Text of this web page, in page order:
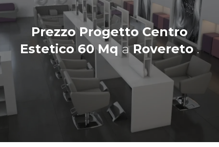
Prezzo Progetto Centro
Estetico 60 MqaRovereto.